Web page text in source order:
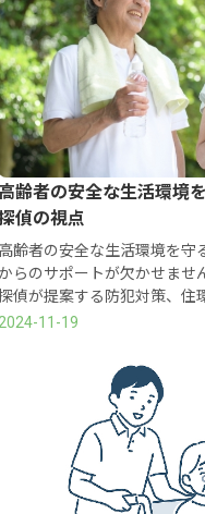
高齢者の安全な生活環境
偵の視点
高齢者の安全な生活環境を
らのサポートが欠かせませ
偵が提案する防犯対策、住
2024-11-19